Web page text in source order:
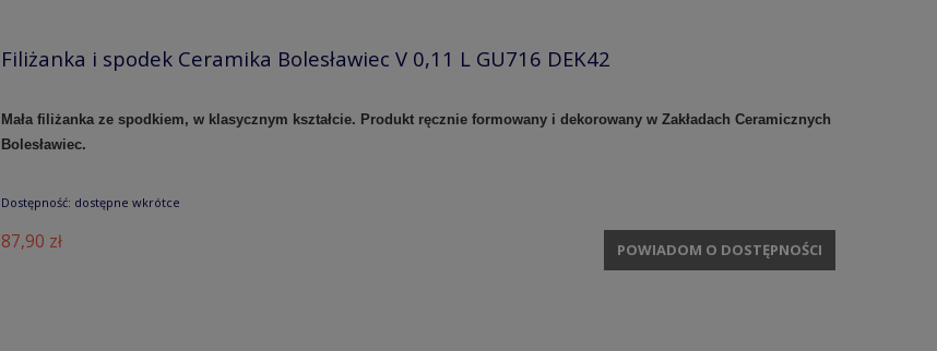
Filiżanka i spodek Ceramika Bolesławiec V 0,11 L GU716 DEK42
Mała filiżanka ze spodkiem, w klasycznym kształcie. Produkt ręcznie formowany i dekorowany w Zakładach Ceramicznych
Bolesławiec.
Dostępność: dostępne wkrótce
87,90 zł POWIADOM O DOSTĘPNOŚCI